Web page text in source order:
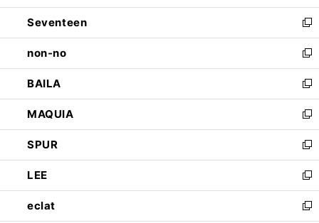
開
く
ウ
で
開
く
ン
ド
ウ
で
開
く
Seventeen
新
し
い
ウ
ィ
ン
ド
ウ
で
開
く
non-no
新
し
い
ウ
ィ
ン
ド
ウ
で
開
く
BAILA
新
し
い
ウ
ィ
ン
ド
ウ
で
MAQUIA
新
し
い
ウ
ィ
ン
ド
SPUR
新
し
い
ウ
ィ
LEE
新
し
い
eclat
新